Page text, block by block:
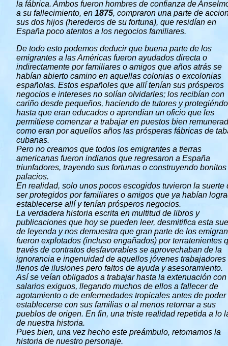
la fábrica. Ambos fueron hombres de confianza de
a su fallecimiento, en 1875, compraron una parte de
sus dos hijos (herederos de su fortuna), que residían en
España poco atentos a los negocios familiares.
De todo esto podemos deducir que buena parte de los
emigrantes a las Américas fueron ayudados directa o
indirectamente por familiares o amigos que años atrás se
habían abierto camino en aquellas colonias o excolonias
españolas. Estos españoles que allí tenían sus prósperos
negocios e intereses no solían olvidarles; los recibían con
cariño desde pequeños, haciendo de tutores y
hasta que eran educados o aprendían un oficio que les
permitiese comenzar a trabajar en puestos bien
como eran por aquellos años las prósperas fábricas de
cubanas.
Pero no creamos que todos los emigrantes a tierras
americanas fueron indianos que regresaron a España
triunfadores, trayendo sus fortunas o construyendo bonitos
palacios.
En realidad, solo unos pocos escogidos tuvieron la suerte
ser protegidos por familiares o amigos que ya habían
establecerse allí y tenían prósperos negocios.
La verdadera historia escrita en multitud de libros y
publicaciones que hoy se pueden leer, desmitifica esta
de leyenda y nos demuestra que gran parte de los
fueron explotados (incluso engañados) por terratenientes
través de contratos desfavorables se aprovechaban de la
ignorancia e ingenuidad de aquellos jóvenes trabajadores
llenos de ilusiones pero faltos de ayuda y asesoramiento.
Así se veían obligados a trabajar hasta la extenuación con
salarios exiguos, llegando muchos de ellos a fallecer de
agotamiento o de enfermedades tropicales antes de poder
establecerse con sus familias o al menos retornar a sus
pueblos de origen. En fin, una triste realidad repetida a lo
de nuestra historia.
Pues bien, una vez hecho este preámbulo, retomamos la
historia de nuestro personaje.